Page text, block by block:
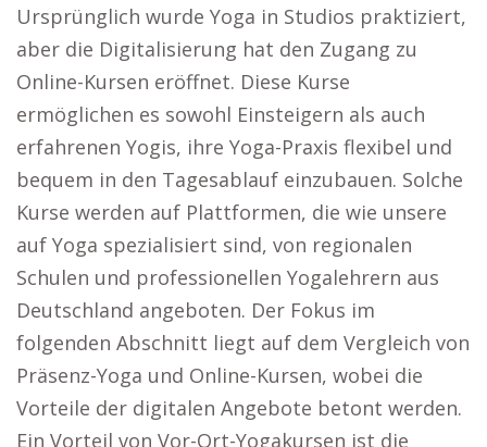
Ursprünglich wurde Yoga in Studios praktiziert,
aber die Digitalisierung hat den Zugang zu
Online-Kursen eröffnet. Diese Kurse
ermöglichen es sowohl Einsteigern als auch
erfahrenen Yogis, ihre Yoga-Praxis flexibel und
bequem in den Tagesablauf einzubauen. Solche
Kurse werden auf Plattformen, die wie unsere
auf Yoga spezialisiert sind, von regionalen
Schulen und professionellen Yogalehrern aus
Deutschland angeboten. Der Fokus im
folgenden Abschnitt liegt auf dem Vergleich von
Präsenz-Yoga und Online-Kursen, wobei die
Vorteile der digitalen Angebote betont werden.
Ein Vorteil von Vor-Ort-Yogakursen ist die